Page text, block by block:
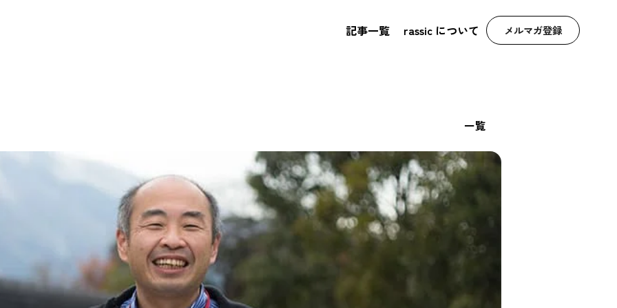
記事一覧 rassic について メルマガ登録
一覧